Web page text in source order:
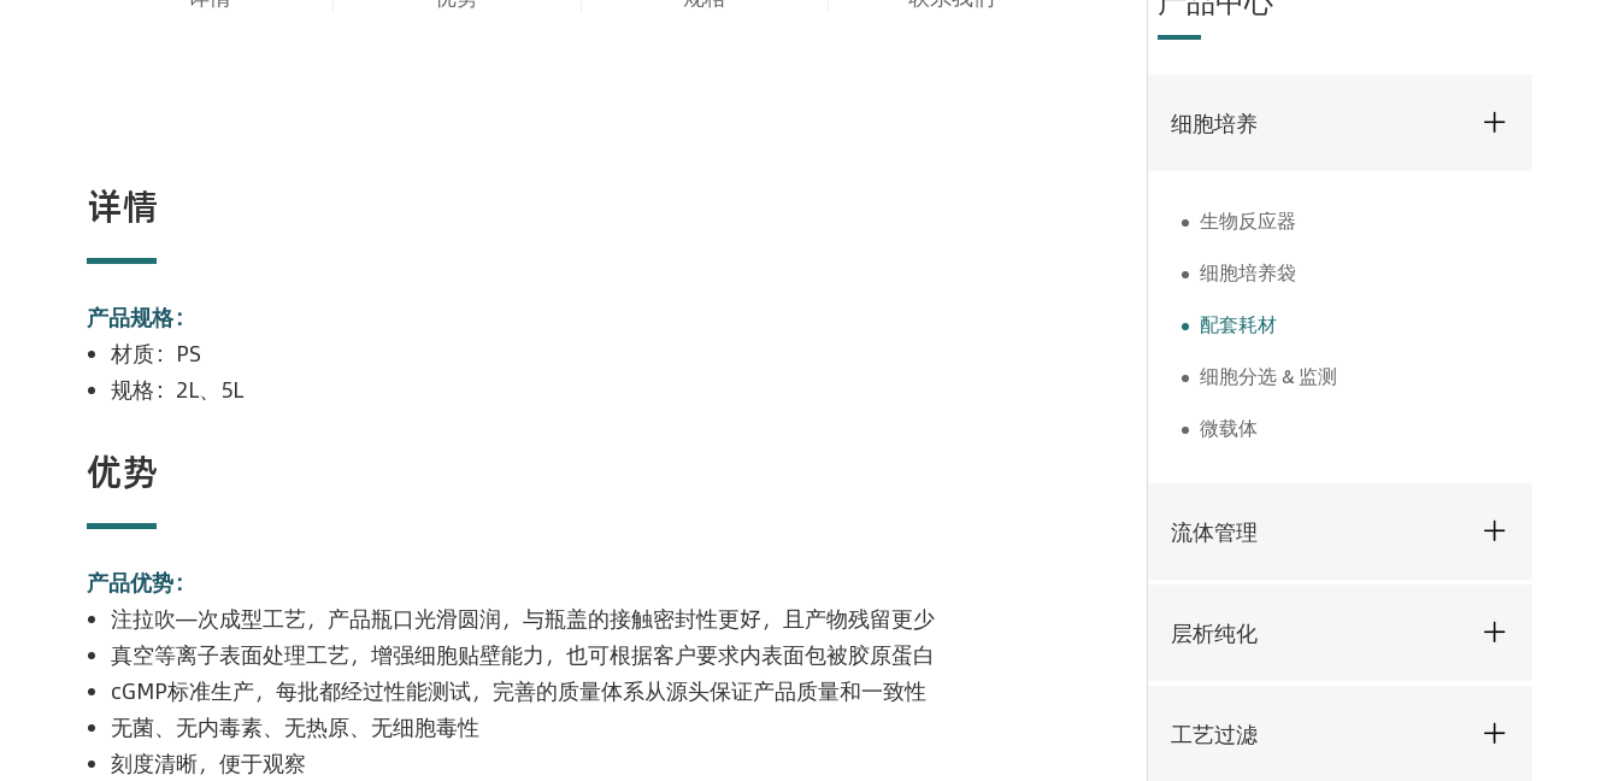
详情
产品规格：
材质：PS
规格：2L、5L
优势
产品优势：
注拉吹—次成型工艺，产品瓶口光滑圆润，与瓶盖的接触密封性更好，且产物残留更少
真空等离子表面处理工艺，增强细胞贴壁能力，也可根据客户要求内表面包被胶原蛋白
cGMP标准生产，每批都经过性能测试，完善的质量体系从源头保证产品质量和一致性
无菌、无内毒素、无热原、无细胞毒性
刻度清晰，便于观察
细胞培养
生物反应器
细胞培养袋
配套耗材
细胞分选 & 监测
微载体
流体管理
层析纯化
工艺过滤